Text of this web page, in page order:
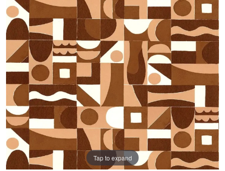
Tap to expand